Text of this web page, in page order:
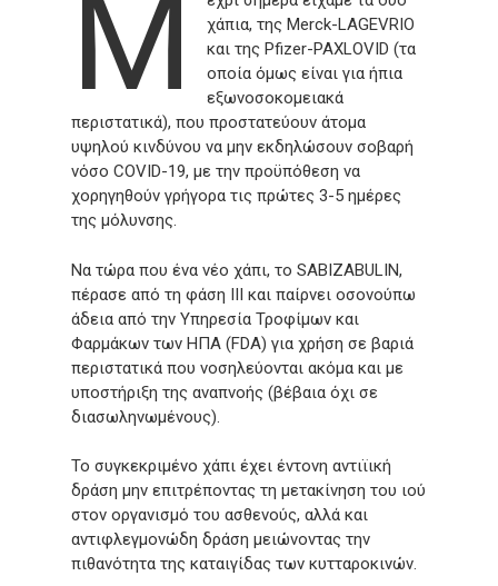
Μ
χάπια, της Merck-LAGEVRIO
και της Pfizer-PAXLOVID (τα
οποία όμως είναι για ήπια
εξωνοσοκομειακά
περιστατικά), που προστατεύουν άτομα
υψηλού κινδύνου να μην εκδηλώσουν σοβαρή
νόσο COVID-19, με την προϋπόθεση να
χορηγηθούν γρήγορα τις πρώτες 3-5 ημέρες
της μόλυνσης.
Να τώρα που ένα νέο χάπι, το SABIZABULIN,
πέρασε από τη φάση ΙΙΙ και παίρνει οσονούπω
άδεια από την Υπηρεσία Τροφίμων και
Φαρμάκων των ΗΠΑ (FDA) για χρήση σε βαριά
περιστατικά που νοσηλεύονται ακόμα και με
υποστήριξη της αναπνοής (βέβαια όχι σε
διασωληνωμένους).
Το συγκεκριμένο χάπι έχει έντονη αντιϊική
δράση μην επιτρέποντας τη μετακίνηση του ιού
στον οργανισμό του ασθενούς, αλλά και
αντιφλεγμονώδη δράση μειώνοντας την
πιθανότητα της καταιγίδας των κυτταροκινών.